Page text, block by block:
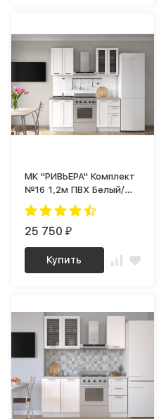
МК "РИВЬЕРА" Комплект
№16 1,2м ПВХ Белый/
корпус Супербелый
(1181 Ш)
25 750₽
Купить